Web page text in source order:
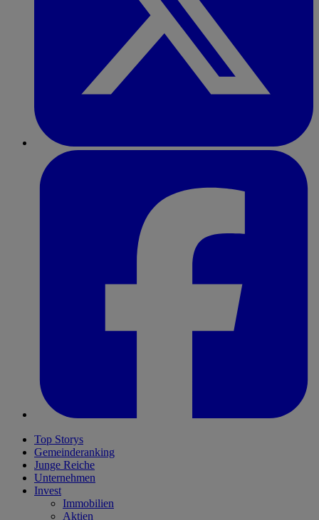
Top Storys
Gemeinderanking
Junge Reiche
Unternehmen
Invest
Immobilien
Aktien